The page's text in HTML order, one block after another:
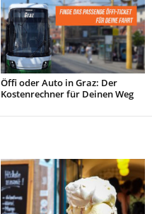
Öffi oder Auto in Graz: Der
Kostenrechner für Deinen Weg